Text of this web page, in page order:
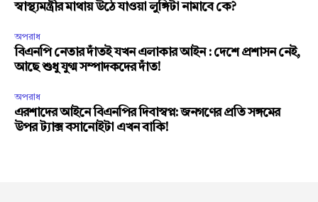
স্বাস্থ্যমন্ত্রীর মাথায় উঠে যাওয়া লুঙ্গিটা নামাবে কে?
অপরাধ
বিএনপি নেতার দাঁতই যখন এলাকার আইন : দেশে প্রশাসন নেই,
আছে শুধু যুগ্ম সম্পাদকদের দাঁত!
অপরাধ
এরশাদের আইনে বিএনপির দিবাস্বপ্ন: জনগণের প্রতি সঙ্গমের
উপর ট্যাক্স বসানোইটা এখন বাকি!